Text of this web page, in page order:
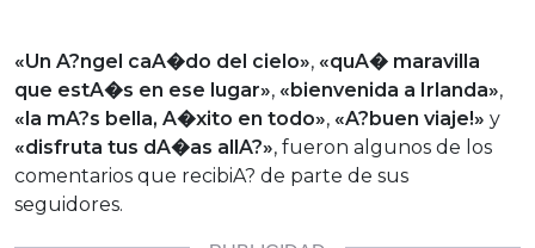
«Un A?ngel caA�do del cielo», «quA� maravilla
que estA�s en ese lugar», «bienvenida a Irlanda»,
«la mA?s bella, A�xito en todo», «A?buen viaje!» y
«disfruta tus dA�as allA?», fueron algunos de los
comentarios que recibiA? de parte de sus
seguidores.